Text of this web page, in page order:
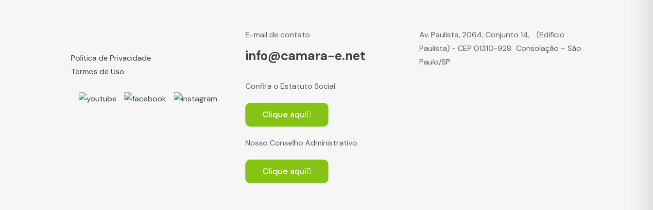
Política de Privacidade
Termos de Uso
E-mail de contato
info@camara-e.net
Confira o Estatuto Social
Clique aqui
Nosso Conselho Administrativo
Clique aqui
Av. Paulista, 2064. Conjunto 14, (Edifício
Paulista) - CEP 01310-928 Consolação – São
Paulo/SP